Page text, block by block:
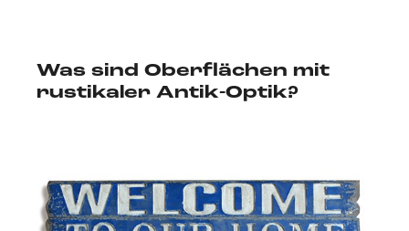
Was sind Oberflächen mit
rustikaler Antik-Optik?